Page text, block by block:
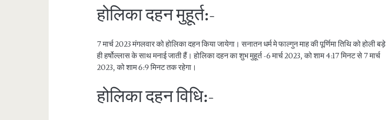
होलिका दहन मुहूर्त:-
7 मार्च 2023 मंगलवार को होलिका दहन किया जायेगा। सनातन धर्म मे फाल्गुन माह की पूर्णिमा तिथि को होली बड़े
ही हर्षोल्लास के साथ मनाई जाती हैं। होलिका दहन का शुभ मुहूर्त -6 मार्च 2023, को शाम 4:17 मिनट से 7 मार्च
2023, को शाम 6:9 मिनट तक रहेगा।
होलिका दहन विधि:-